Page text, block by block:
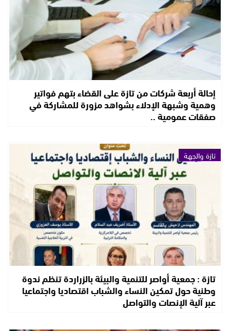
إحالة أربعة شركات من تازة على القضاء بتهم فواتير
وهمية وشبهة الإدلاء بشواهد مزورة للمشاركة في
صفقات عمومية ..
تازة والجهة
تازة : جمعية أواصر للتنمية والبيئة بالزراردة تنظم ندوة
وطنية حول تمكين النساء والشباب اقتصاديا واجتماعيا
عبر آلية الإنصات والتواصل